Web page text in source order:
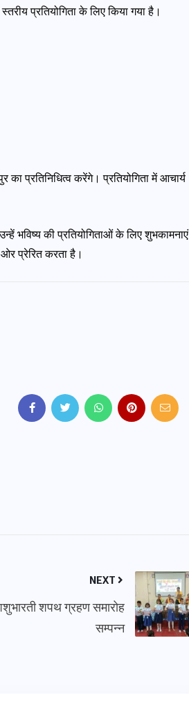
प्रतियोगिता के लिए किया गया है।
प्रतिनिधित्व करेंगे। प्रतियोगिता में आचार्य
भविष्य की प्रतियोगिताओं के लिए शुभकामनाएं
प्रेरित करता है।
NEXT
शपथ ग्रहण समारोह
सम्पन्न